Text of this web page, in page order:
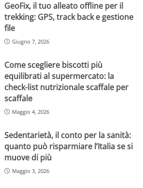
GeoFix, il tuo alleato offline per il
trekking: GPS, track back e gestione
file
Giugno 7, 2026
Come scegliere biscotti più
equilibrati al supermercato: la
check-list nutrizionale scaffale per
scaffale
Maggio 4, 2026
Sedentarietà, il conto per la sanità:
quanto può risparmiare l’Italia se si
muove di più
Maggio 3, 2026